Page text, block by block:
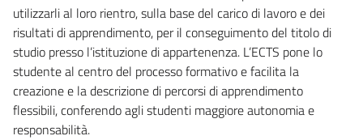
utilizzarli al loro rientro, sulla base del carico di lavoro e dei
risultati di apprendimento, per il conseguimento del titolo di
studio presso l’istituzione di appartenenza. L’ECTS pone lo
studente al centro del processo formativo e facilita la
creazione e la descrizione di percorsi di apprendimento
flessibili, conferendo agli studenti maggiore autonomia e
responsabilità.